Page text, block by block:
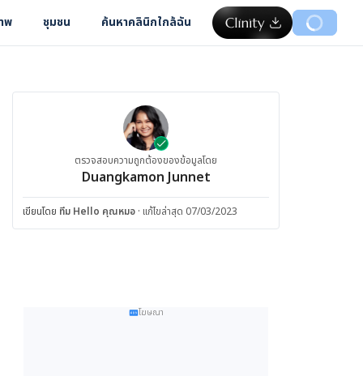
พ ชุมชน ค้นหาคลินิกใกล้ฉัน
ตรวจสอบความถูกต้องของข้อมูลโดย
Duangkamon Junnet
เขียนโดย ทีม Hello คุณหมอ · แก้ไขล่าสุด 07/03/2023
โฆษณา